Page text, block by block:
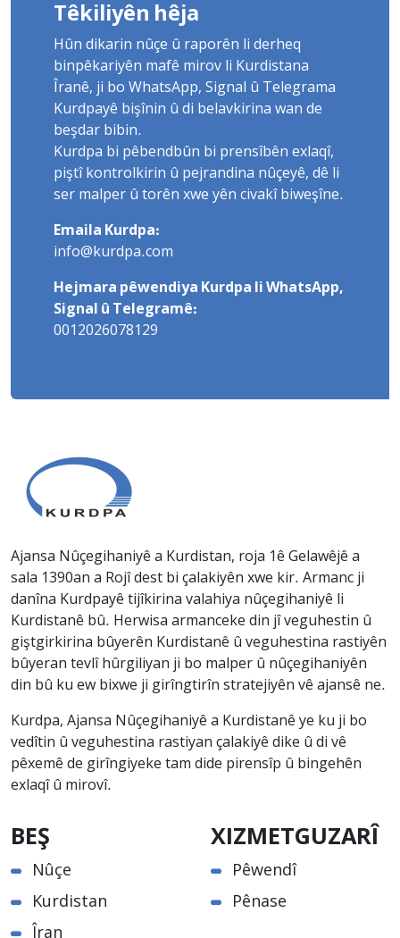
Têkiliyên hêja
Hûn dikarin nûçe û raporên li derheq
binpêkariyên mafê mirov li Kurdistana
Îranê, ji bo WhatsApp, Signal û Telegrama
Kurdpayê bişînin û di belavkirina wan de
beşdar bibin.
Kurdpa bi pêbendbûn bi prensîbên exlaqî,
piştî kontrolkirin û pejrandina nûçeyê, dê li
ser malper û torên xwe yên civakî biweşîne.
Emaila Kurdpa:
info@kurdpa.com
Hejmara pêwendiya Kurdpa li WhatsApp,
Signal û Telegramê:
0012026078129
Ajansa Nûçegihaniyê a Kurdistan, roja 1ê Gelawêjê a
sala 1390an a Rojî dest bi çalakiyên xwe kir. Armanc ji
danîna Kurdpayê tijîkirina valahiya nûçegihaniyê li
Kurdistanê bû. Herwisa armanceke din jî veguhestin û
giştgirkirina bûyerên Kurdistanê û veguhestina rastiyên
bûyeran tevlî hûrgiliyan ji bo malper û nûçegihaniyên
din bû ku ew bixwe ji girîngtirîn stratejiyên vê ajansê ne.
Kurdpa, Ajansa Nûçegihaniyê a Kurdistanê ye ku ji bo
vedîtin û veguhestina rastiyan çalakiyê dike û di vê
pêxemê de girîngiyeke tam dide pirensîp û bingehên
exlaqî û mirovî.
BEŞ
Nûçe
Kurdistan
Îran
XIZMETGUZARÎ
Pêwendî
Pênase